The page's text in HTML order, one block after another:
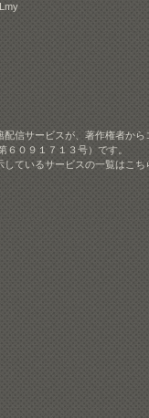
配信サービスが、著作権者か
６０９１７１３号）です。
しているサービスの一覧はこ